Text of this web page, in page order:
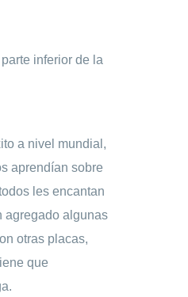
inferior de la
a nivel mundial,
aprendían sobre
les encantan
agregado algunas
otras placas,
que